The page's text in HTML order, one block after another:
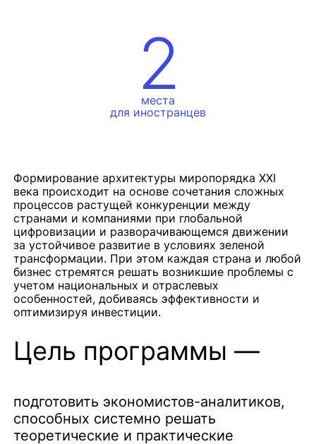
2
места
для иностранцев
Формирование архитектуры миропорядка XXI
века происходит на основе сочетания сложных
процессов растущей конкуренции между
странами и компаниями при глобальной
цифровизации и разворачивающемся движении
за устойчивое развитие в условиях зеленой
трансформации. При этом каждая страна и любой
бизнес стремятся решать возникшие проблемы с
учетом национальных и отраслевых
особенностей, добиваясь эффективности и
оптимизируя инвестиции.
Цель программы —
подготовить экономистов-аналитиков,
способных системно решать
теоретические и практические